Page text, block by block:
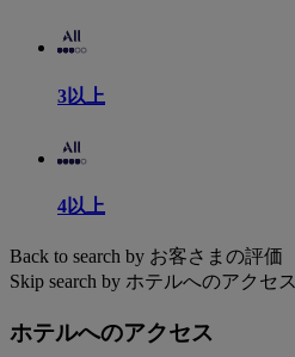
3以上
4以上
Back to search by お客さまの評価
Skip search by ホテルへのアクセス
ホテルへのアクセス